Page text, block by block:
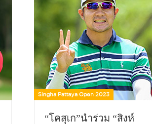
Singha Pattaya Open 2023
“โคสุเก”นำร่วม “สิงห์